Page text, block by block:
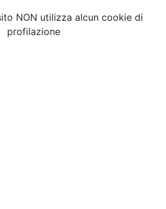
NON utilizza alcun cookie di
profilazione